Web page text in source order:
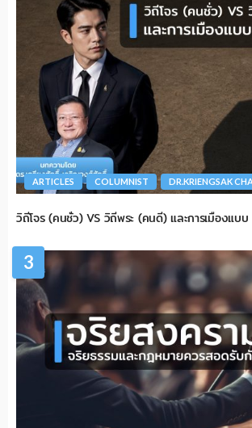
ARTICLES COLUMNIST DR.KRIENGSAK
วิถีโจร (คนชั่ว) VS วิถีพระ (คนดี) และการเมืองแบบ
3